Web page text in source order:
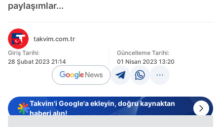
paylaşımlar...
takvim.com.tr
Giriş Tarihi:
28 Şubat 2023 21:14
Güncelleme Tarihi:
01 Nisan 2023 13:20
Takvim'i Google'a ekleyin, doğru kaynaktan
haberi alın!